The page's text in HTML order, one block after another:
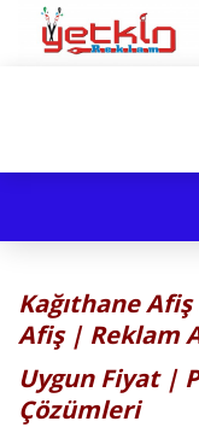
Kağıthane
Afiş | Reklam
Uygun Fiyat |
Çözümleri